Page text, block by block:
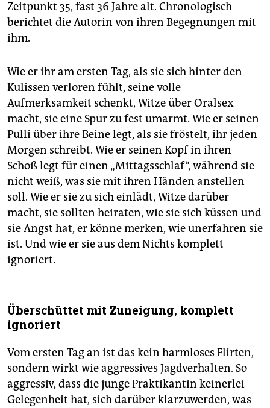
Zeitpunkt 35, fast 36 Jahre alt. Chronologisch
berichtet die Autorin von ihren Begegnungen mit
ihm.
Wie er ihr am ersten Tag, als sie sich hinter den
Kulissen verloren fühlt, seine volle
Aufmerksamkeit schenkt, Witze über Oralsex
macht, sie eine Spur zu fest umarmt. Wie er seinen
Pulli über ihre Beine legt, als sie fröstelt, ihr jeden
Morgen schreibt. Wie er seinen Kopf in ihren
Schoß legt für einen „Mittagsschlaf“, während sie
nicht weiß, was sie mit ihren Händen anstellen
soll. Wie er sie zu sich einlädt, Witze darüber
macht, sie sollten heiraten, wie sie sich küssen und
sie Angst hat, er könne merken, wie unerfahren sie
ist. Und wie er sie aus dem Nichts komplett
ignoriert.
Überschüttet mit Zuneigung, komplett
ignoriert
Vom ersten Tag an ist das kein harmloses Flirten,
sondern wirkt wie aggressives Jagdverhalten. So
aggressiv, dass die junge Praktikantin keinerlei
Gelegenheit hat, sich darüber klarzuwerden, was